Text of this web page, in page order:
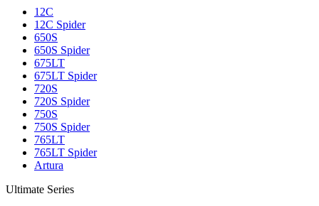
12C
12C Spider
650S
650S Spider
675LT
675LT Spider
720S
720S Spider
750S
750S Spider
765LT
765LT Spider
Artura
Ultimate Series